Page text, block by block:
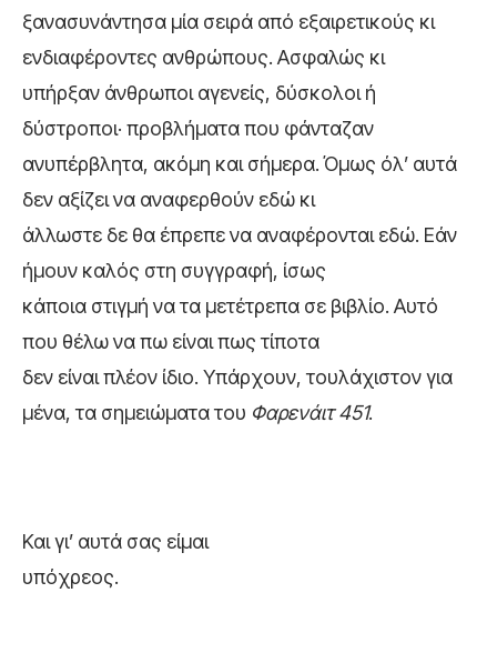
ξανασυνάντησα μία σειρά από εξαιρετικούς κι
ενδιαφέροντες ανθρώπους. Ασφαλώς κι
υπήρξαν άνθρωποι αγενείς, δύσκολοι ή
δύστροποι· προβλήματα που φάνταζαν
ανυπέρβλητα, ακόμη και σήμερα. Όμως όλ’ αυτά
δεν αξίζει να αναφερθούν εδώ κι
άλλωστε δε θα έπρεπε να αναφέρονται εδώ. Εάν
ήμουν καλός στη συγγραφή, ίσως
κάποια στιγμή να τα μετέτρεπα σε βιβλίο. Αυτό
που θέλω να πω είναι πως τίποτα
δεν είναι πλέον ίδιο. Υπάρχουν, τουλάχιστον για
μένα, τα σημειώματα του Φαρενάιτ 451.
Και γι’ αυτά σας είμαι
υπόχρεος.